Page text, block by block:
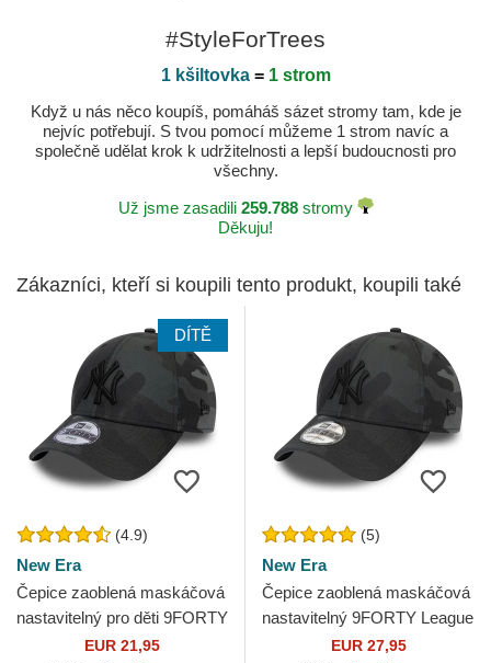
#StyleForTrees
1 kšiltovka= 1 strom
Když u nás něco koupíš, pomáháš sázet stromy tam, kde je
nejvíc potřebují. S tvou pomocí můžeme 1 strom navíc a
společně udělat krok k udržitelnosti a lepší budoucnosti pro
všechny.
Už jsme zasadili 259.788stromy
Děkuju!
Zákazníci, kteří si koupili tento produkt, koupili také
DÍTĚ
(4.9)
New Era
Čepice zaoblená maskáčová
nastavitelný pro děti 9FORTY
League Essential New York
EUR 21,95
(5)
New Era
Čepice zaoblená maskáčová
nastavitelný 9FORTY League
Essential New York Yankees
EUR 27,95